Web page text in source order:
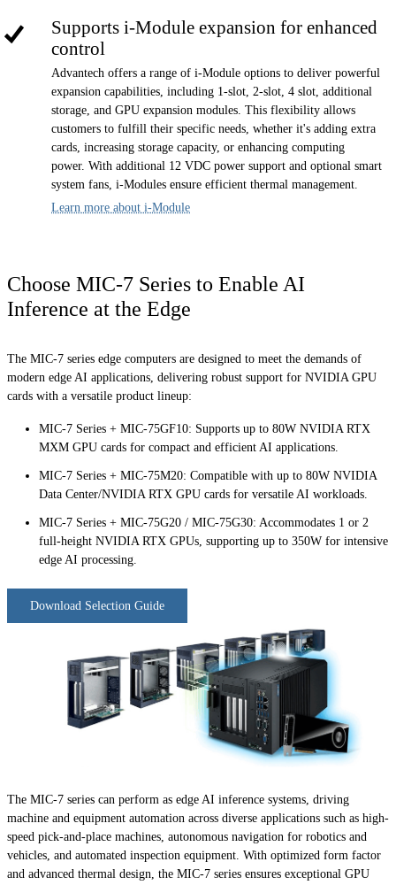
Supports i-Module expansion for enhanced
control
Advantech offers a range of i-Module options to deliver powerful
expansion capabilities, including 1-slot, 2-slot, 4 slot, additional
storage, and GPU expansion modules. This flexibility allows
customers to fulfill their specific needs, whether it's adding extra
cards, increasing storage capacity, or enhancing computing
power. With additional 12 VDC power support and optional smart
system fans, i-Modules ensure efficient thermal management.
Learn more about i-Module
Choose MIC-7 Series to Enable AI
Inference at the Edge
The MIC-7 series edge computers are designed to meet the demands of
modern edge AI applications, delivering robust support for NVIDIA GPU
cards with a versatile product lineup:
MIC-7 Series + MIC-75GF10: Supports up to 80W NVIDIA RTX
MXM GPU cards for compact and efficient AI applications.
MIC-7 Series + MIC-75M20: Compatible with up to 80W NVIDIA
Data Center/NVIDIA RTX GPU cards for versatile AI workloads.
MIC-7 Series + MIC-75G20 / MIC-75G30: Accommodates 1 or 2
full-height NVIDIA RTX GPUs, supporting up to 350W for intensive
edge AI processing.
Download Selection Guide
The MIC-7 series can perform as edge AI inference systems, driving
machine and equipment automation across diverse applications such as high-
speed pick-and-place machines, autonomous navigation for robotics and
vehicles, and automated inspection equipment. With optimized form factor
and advanced thermal design, the MIC-7 series ensures exceptional GPU